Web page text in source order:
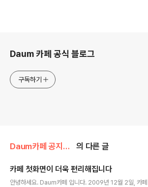
Daum 카페 공식 블로그
구독하기
Daum카페 공지사항/서비스 소식 의 다른 글
카페 첫화면이 더욱 편리해집니다
안녕하세요. Daum카페 입니다. 2009년 12월 2일, 카페